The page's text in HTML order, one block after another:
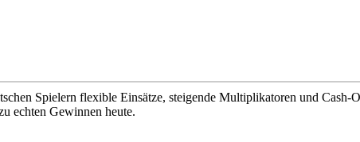
Spielern flexible Einsätze, steigende Multiplikatoren und Cash-
echten Gewinnen heute.